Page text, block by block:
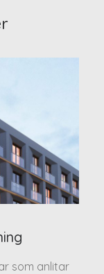
som anlitar